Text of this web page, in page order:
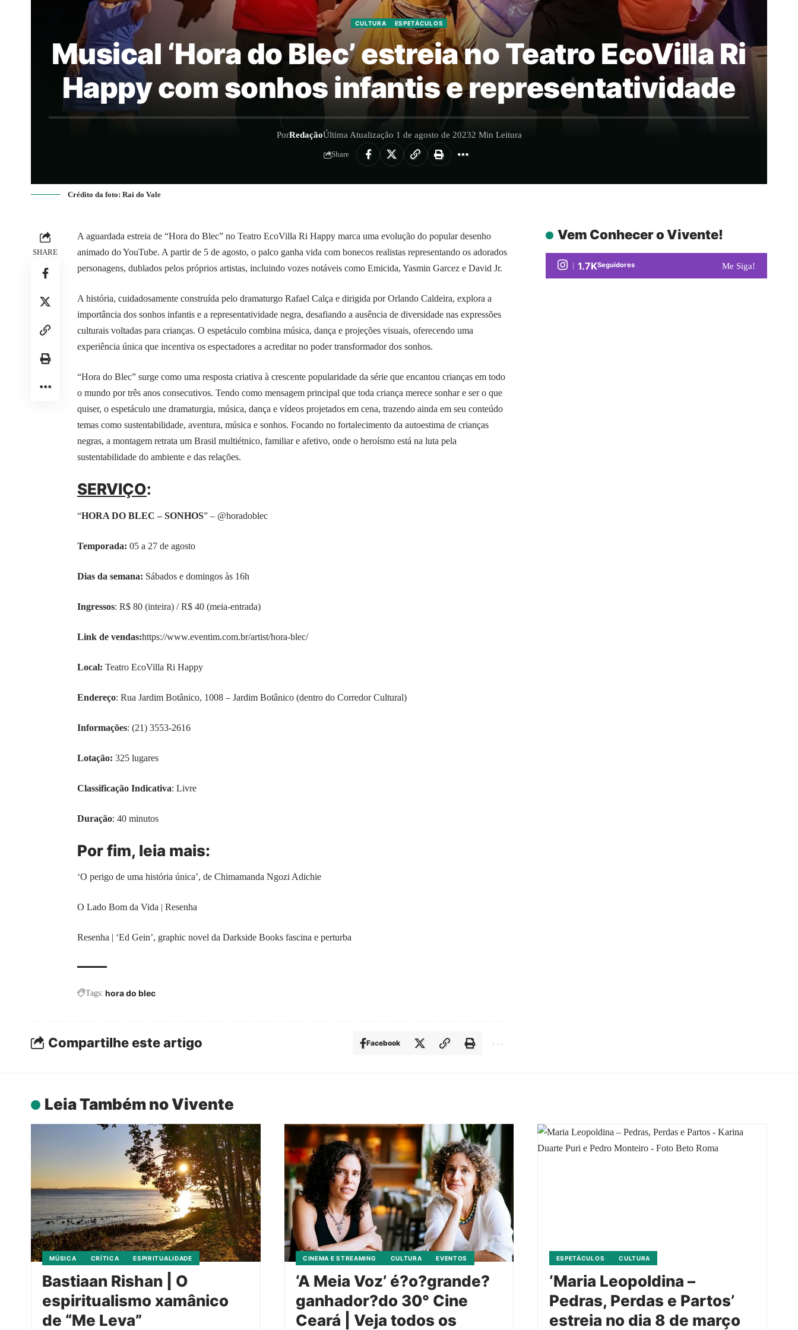
CULTURA ESPETÁCULOS
Musical ‘Hora do Blec’ estreia no Teatro EcoVilla Ri
Happy com sonhos infantis e representatividade
PorRedaçãoÚltima Atualização 1 de agosto de 20232 Min Leitura
Share
Crédito da foto: Rai do Vale
SHARE
A aguardada estreia de “Hora do Blec” no Teatro EcoVilla Ri Happy marca uma evolução do popular desenho
animado do YouTube. A partir de 5 de agosto, o palco ganha vida com bonecos realistas representando os adorados
personagens, dublados pelos próprios artistas, incluindo vozes notáveis como Emicida, Yasmin Garcez e David Jr.
A história, cuidadosamente construída pelo dramaturgo Rafael Calça e dirigida por Orlando Caldeira, explora a
importância dos sonhos infantis e a representatividade negra, desafiando a ausência de diversidade nas expressões
culturais voltadas para crianças. O espetáculo combina música, dança e projeções visuais, oferecendo uma
experiência única que incentiva os espectadores a acreditar no poder transformador dos sonhos.
“Hora do Blec” surge como uma resposta criativa à crescente popularidade da série que encantou crianças em todo
o mundo por três anos consecutivos. Tendo como mensagem principal que toda criança merece sonhar e ser o que
quiser, o espetáculo une dramaturgia, música, dança e vídeos projetados em cena, trazendo ainda em seu conteúdo
temas como sustentabilidade, aventura, música e sonhos. Focando no fortalecimento da autoestima de crianças
negras, a montagem retrata um Brasil multiétnico, familiar e afetivo, onde o heroísmo está na luta pela
sustentabilidade do ambiente e das relações.
SERVIÇO:
“HORA DO BLEC – SONHOS” – @horadoblec
Temporada: 05 a 27 de agosto
Dias da semana: Sábados e domingos às 16h
Ingressos: R$ 80 (inteira) / R$ 40 (meia-entrada)
Link de vendas:https://www.eventim.com.br/artist/hora-blec/
Local: Teatro EcoVilla Ri Happy
Endereço: Rua Jardim Botânico, 1008 – Jardim Botânico (dentro do Corredor Cultural)
Informações: (21) 3553-2616
Lotação: 325 lugares
Classificação Indicativa: Livre
Duração: 40 minutos
Por fim, leia mais:
‘O perigo de uma história única’, de Chimamanda Ngozi Adichie
O Lado Bom da Vida | Resenha
Resenha | ‘Ed Gein’, graphic novel da Darkside Books fascina e perturba
Tags: hora do blec
Compartilhe este artigo Facebook
Vem Conhecer o Vivente!
1.7KSeguidores Me Siga!
Leia Também no Vivente
MÚSICA CRÍTICA ESPIRITUALIDADE
Bastiaan Rishan | O
espiritualismo xamânico
de “Me Leva”
CINEMA E STREAMING CULTURA EVENTOS
‘A Meia Voz’ é?o?grande?
ganhador?do 30° Cine
Ceará | Veja todos os
ESPETÁCULOS CULTURA
‘Maria Leopoldina –
Pedras, Perdas e Partos’
estreia no dia 8 de março